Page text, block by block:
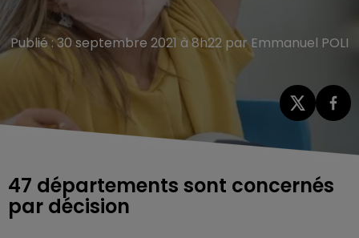
Publié : 30 septembre 2021 à 8h22 par Emmanuel POLI
47 départements sont concernés
par décision